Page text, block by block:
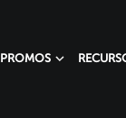
PROMOS